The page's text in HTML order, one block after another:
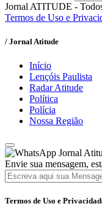
Jornal ATITUDE -
Termos de Uso e
/ Jornal Atitude
Início
Lençóis Paulista
Radar Atitude
Política
Polícia
Nossa Região
Jornal
Envie sua mensagem,
Termos de Uso e